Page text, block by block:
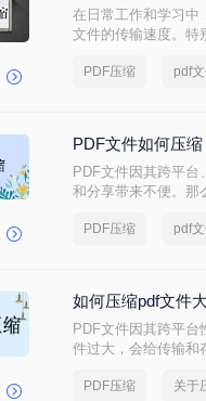
在日常工作和学习中
文件的传输速度。特
PDF压缩 pdf
PDF文件如何压
PDF文件因其跨平
和分享带来不便。那
PDF压缩 pdf
如何压缩pdf文件
PDF文件因其跨平
件过大，会给传输和
PDF压缩